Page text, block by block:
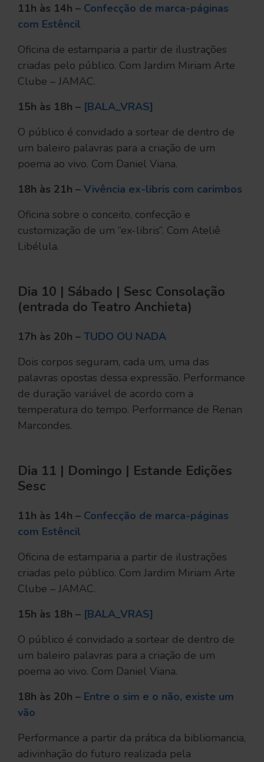
11h às 14h – Confecção de marca-páginas
com Estêncil
Oficina de estamparia a partir de ilustrações
criadas pelo público. Com Jardim Miriam Arte
Clube – JAMAC.
15h às 18h – [BALA_VRAS]
O público é convidado a sortear de dentro de
um baleiro palavras para a criação de um
poema ao vivo. Com Daniel Viana.
18h às 21h – Vivência ex-libris com carimbos
Oficina sobre o conceito, confecção e
customização de um “ex-libris”. Com Ateliê
Libélula.
Dia 10 | Sábado | Sesc Consolação
(entrada do Teatro Anchieta)
17h às 20h – TUDO OU NADA
Dois corpos seguram, cada um, uma das
palavras opostas dessa expressão. Performance
de duração variável de acordo com a
temperatura do tempo. Performance de Renan
Marcondes.
Dia 11 | Domingo | Estande Edições
Sesc
11h às 14h – Confecção de marca-páginas
com Estêncil
Oficina de estamparia a partir de ilustrações
criadas pelo público. Com Jardim Miriam Arte
Clube – JAMAC.
15h às 18h – [BALA_VRAS]
O público é convidado a sortear de dentro de
um baleiro palavras para a criação de um
poema ao vivo. Com Daniel Viana.
18h às 20h – Entre o sim e o não, existe um
vão
Performance a partir da prática da bibliomancia,
adivinhação do futuro realizada pela